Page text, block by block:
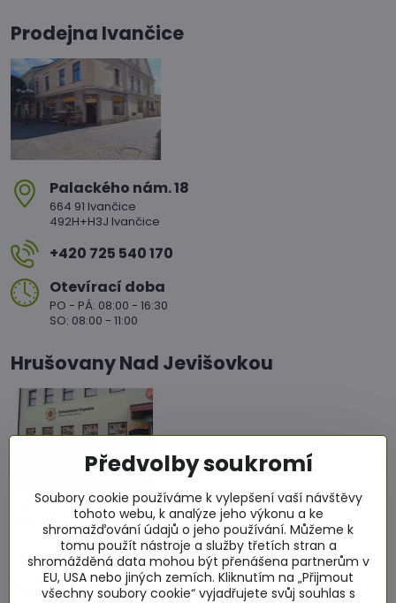
Prodejna Ivančice
Palackého nám​. 18
664 91 Ivančice
492H+H3J Ivančice
+420 725 540 170
Otevírací doba
PO - PÁ: 08:00 - 16:30
SO: 08:00 - 11:00
Hrušovany Nad Jevišovkou
nám​. Míru 86
671 67 Hrušovany nad Jevišovkou
RCJ2+4WC Hrušovany nad Jevišovkou
+420 601 564 686
Předvolby soukromí
Soubory cookie používáme k vylepšení vaší návštěvy
tohoto webu, k analýze jeho výkonu a ke
shromažďování údajů o jeho používání. Můžeme k
tomu použít nástroje a služby třetích stran a
shromážděná data mohou být přenášena partnerům v
EU, USA nebo jiných zemích. Kliknutím na „Přijmout
všechny soubory cookie“ vyjadřujete svůj souhlas s